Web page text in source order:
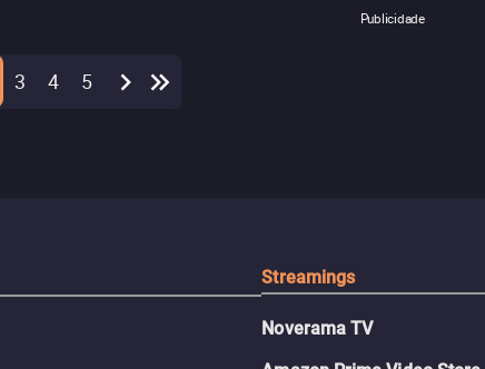
Publicidade
3 4 5
Streamings
Noverama TV